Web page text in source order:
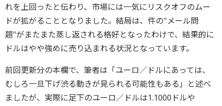
れを上回ったと伝わり、市場には一気にリスクオフのムー
ドが拡がることとなりました。結局は、件の"メール問
題"がまたまた蒸し返される格好となったわけで、結果的に
ドルはやや強めに売り込まれる状況となっています。
前回更新分の本欄で、筆者は「ユーロ／ドルにあっては、
むしろ一旦下げ渋る動きが見られる可能性もある」と述べ
ましたが、実際に足下のユーロ／ドルは1.1000ドルや